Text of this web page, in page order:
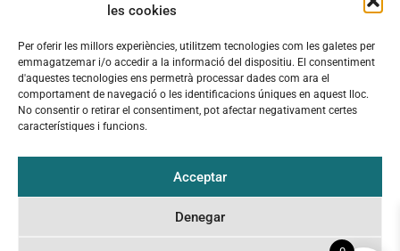
les cookies
Per oferir les millors experiències, utilitzem tecnologies com les galetes per
emmagatzemar i/o accedir a la informació del dispositiu. El consentiment
d'aquestes tecnologies ens permetrà processar dades com ara el
comportament de navegació o les identificacions úniques en aquest lloc.
No consentir o retirar el consentiment, pot afectar negativament certes
característiques i funcions.
Acceptar
Denegar
fundacio@josepcarol.cat
Mare de Déu del Pilar, 16-18. 08003 Barcelona
Tel.932 689 111
Avís legal